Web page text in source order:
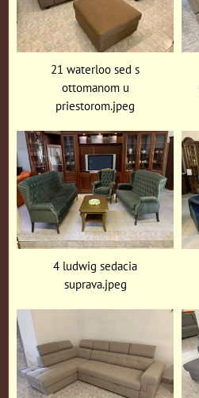
21 waterloo sed s
ottomanom u
priestorom.jpeg
4 ludwig sedacia
suprava.jpeg